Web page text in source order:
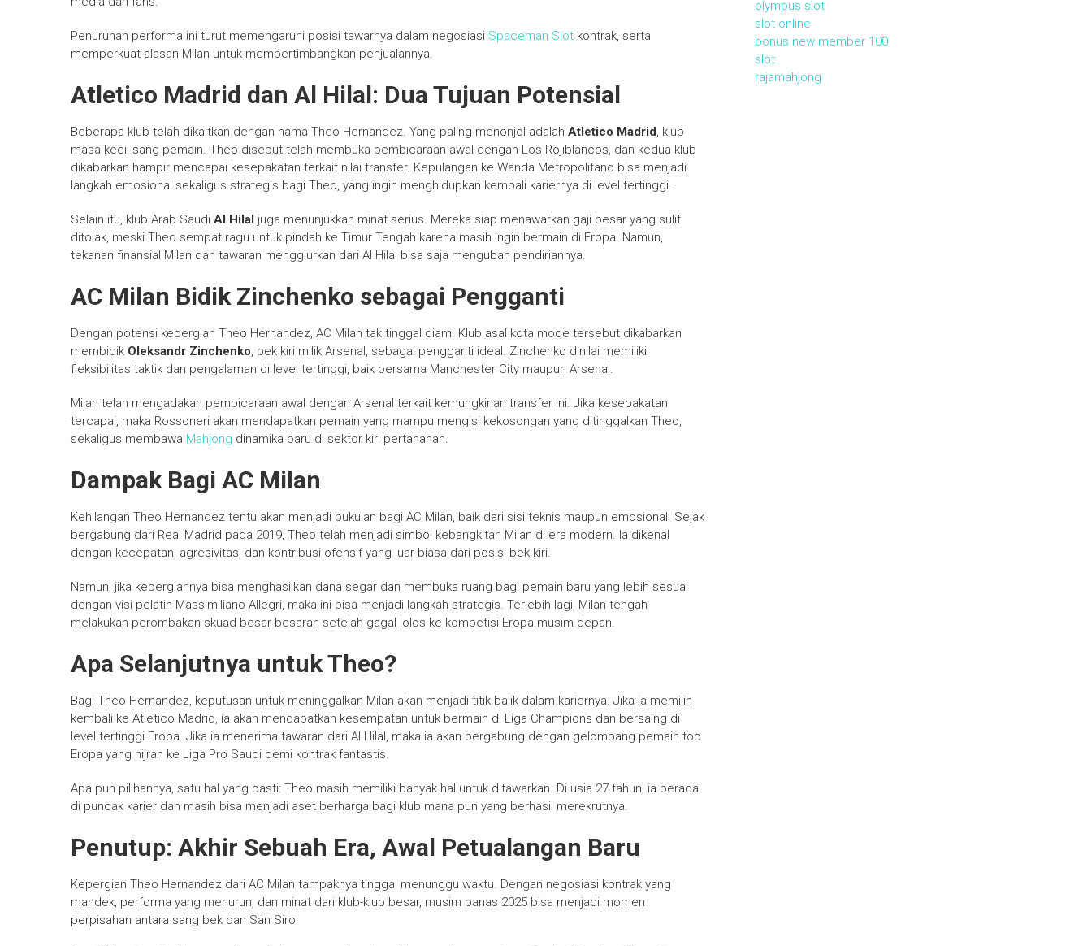
Penurunan performa ini turut memengaruhi posisi tawarnya dalam negosiasi Spaceman Slot kontrak, serta
memperkuat alasan Milan untuk mempertimbangkan penjualannya.
Atletico Madrid dan Al Hilal: Dua Tujuan Potensial
Beberapa klub telah dikaitkan dengan nama Theo Hernandez. Yang paling menonjol adalah Atletico Madrid, klub
masa kecil sang pemain. Theo disebut telah membuka pembicaraan awal dengan Los Rojiblancos, dan kedua klub
dikabarkan hampir mencapai kesepakatan terkait nilai transfer. Kepulangan ke Wanda Metropolitano bisa menjadi
langkah emosional sekaligus strategis bagi Theo, yang ingin menghidupkan kembali kariernya di level tertinggi.
Selain itu, klub Arab Saudi Al Hilal juga menunjukkan minat serius. Mereka siap menawarkan gaji besar yang sulit
ditolak, meski Theo sempat ragu untuk pindah ke Timur Tengah karena masih ingin bermain di Eropa. Namun,
tekanan finansial Milan dan tawaran menggiurkan dari Al Hilal bisa saja mengubah pendiriannya.
AC Milan Bidik Zinchenko sebagai Pengganti
Dengan potensi kepergian Theo Hernandez, AC Milan tak tinggal diam. Klub asal kota mode tersebut dikabarkan
membidik Oleksandr Zinchenko, bek kiri milik Arsenal, sebagai pengganti ideal. Zinchenko dinilai memiliki
fleksibilitas taktik dan pengalaman di level tertinggi, baik bersama Manchester City maupun Arsenal.
Milan telah mengadakan pembicaraan awal dengan Arsenal terkait kemungkinan transfer ini. Jika kesepakatan
tercapai, maka Rossoneri akan mendapatkan pemain yang mampu mengisi kekosongan yang ditinggalkan Theo,
sekaligus membawa Mahjong dinamika baru di sektor kiri pertahanan.
Dampak Bagi AC Milan
Kehilangan Theo Hernandez tentu akan menjadi pukulan bagi AC Milan, baik dari sisi teknis maupun emosional. Sejak
bergabung dari Real Madrid pada 2019, Theo telah menjadi simbol kebangkitan Milan di era modern. Ia dikenal
dengan kecepatan, agresivitas, dan kontribusi ofensif yang luar biasa dari posisi bek kiri.
Namun, jika kepergiannya bisa menghasilkan dana segar dan membuka ruang bagi pemain baru yang lebih sesuai
dengan visi pelatih Massimiliano Allegri, maka ini bisa menjadi langkah strategis. Terlebih lagi, Milan tengah
melakukan perombakan skuad besar-besaran setelah gagal lolos ke kompetisi Eropa musim depan.
Apa Selanjutnya untuk Theo?
Bagi Theo Hernandez, keputusan untuk meninggalkan Milan akan menjadi titik balik dalam kariernya. Jika ia memilih
kembali ke Atletico Madrid, ia akan mendapatkan kesempatan untuk bermain di Liga Champions dan bersaing di
level tertinggi Eropa. Jika ia menerima tawaran dari Al Hilal, maka ia akan bergabung dengan gelombang pemain top
Eropa yang hijrah ke Liga Pro Saudi demi kontrak fantastis.
Apa pun pilihannya, satu hal yang pasti: Theo masih memiliki banyak hal untuk ditawarkan. Di usia 27 tahun, ia berada
di puncak karier dan masih bisa menjadi aset berharga bagi klub mana pun yang berhasil merekrutnya.
Penutup: Akhir Sebuah Era, Awal Petualangan Baru
Kepergian Theo Hernandez dari AC Milan tampaknya tinggal menunggu waktu. Dengan negosiasi kontrak yang
mandek, performa yang menurun, dan minat dari klub-klub besar, musim panas 2025 bisa menjadi momen
perpisahan antara sang bek dan San Siro.
olympus slot
slot online
bonus new member 100
slot
rajamahjong